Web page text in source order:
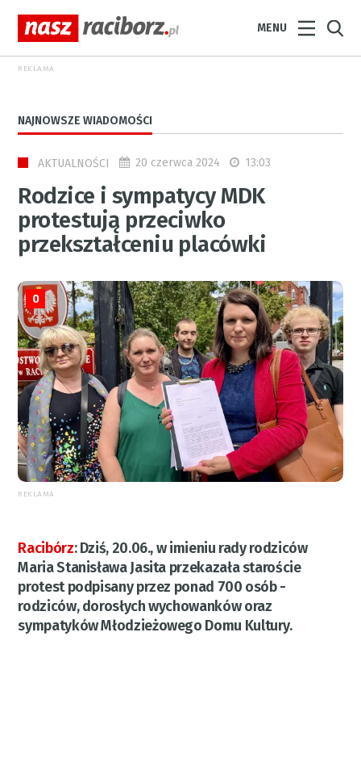
MENU
REKLAMA
NAJNOWSZE WIADOMOŚCI
AKTUALNOŚCI 20 czerwca 2024 13:03
Rodzice i sympatycy MDK
protestują przeciwko
przekształceniu placówki
0
REKLAMA
Racibórz:Dziś, 20.06., w imieniu rady rodziców
Maria Stanisława Jasita przekazała staroście
protest podpisany przez ponad 700 osób -
rodziców, dorosłych wychowanków oraz
sympatyków Młodzieżowego Domu Kultury.